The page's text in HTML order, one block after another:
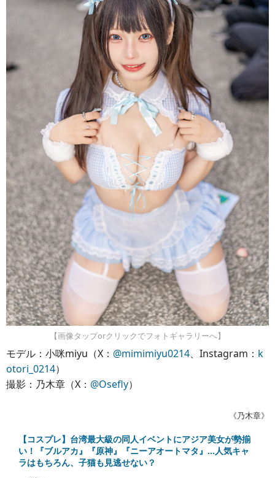
【画像タップorクリックでフォトギャラリーへ】
モデル：小咪miyu（X： @mimimiyu0214、Instagram： k
otori_0214）
撮影：乃木章（X： @Osefly）
《乃木章》
【コスプレ】台湾最大級の同人イベントにアジア美女が勢揃
い！『ブルアカ』『原神』『ニーアオートマタ』…人気キャ
ラはもちろん、子猫も見逃せない？